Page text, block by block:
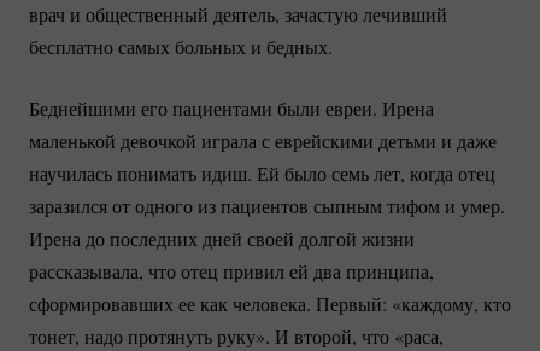
врач и общественный деятель, зачастую лечивший
бесплатно самых больных и бедных.
Беднейшими его пациентами были евреи. Ирена
маленькой девочкой играла с еврейскими детьми и даже
научилась понимать идиш. Ей было семь лет, когда отец
заразился от одного из пациентов сыпным тифом и умер.
Ирена до последних дней своей долгой жизни
рассказывала, что отец привил ей два принципа,
сформировавших ее как человека. Первый: «каждому, кто
тонет, надо протянуть руку». И второй, что «раса,